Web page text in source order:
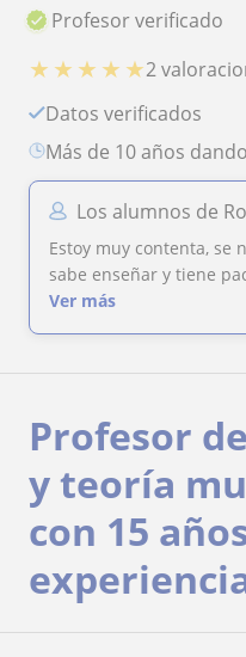
Profesor verificado
★ ★ ★ ★ ★2
Datos verificados
más de 10 años
Los alumnos de
Estoy muy contenta, se
sabe enseñar y tiene
Ver más
Profesor
y teoría
con 15